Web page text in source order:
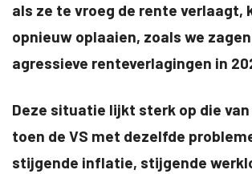
als ze te vroeg de rente verlaagt,
opnieuw oplaaien, zoals we zagen
agressieve renteverlagingen in
Deze situatie lijkt sterk op die van
toen de VS met dezelfde
stijgende inflatie, stijgende